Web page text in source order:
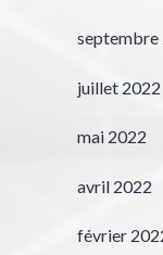
septembre
juillet 2022
mai 2022
avril 2022
février